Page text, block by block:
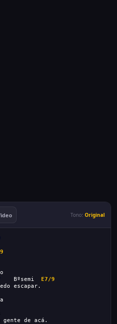
Tono: Original
Bºsemi E7/9
escapar.
gente de acá.